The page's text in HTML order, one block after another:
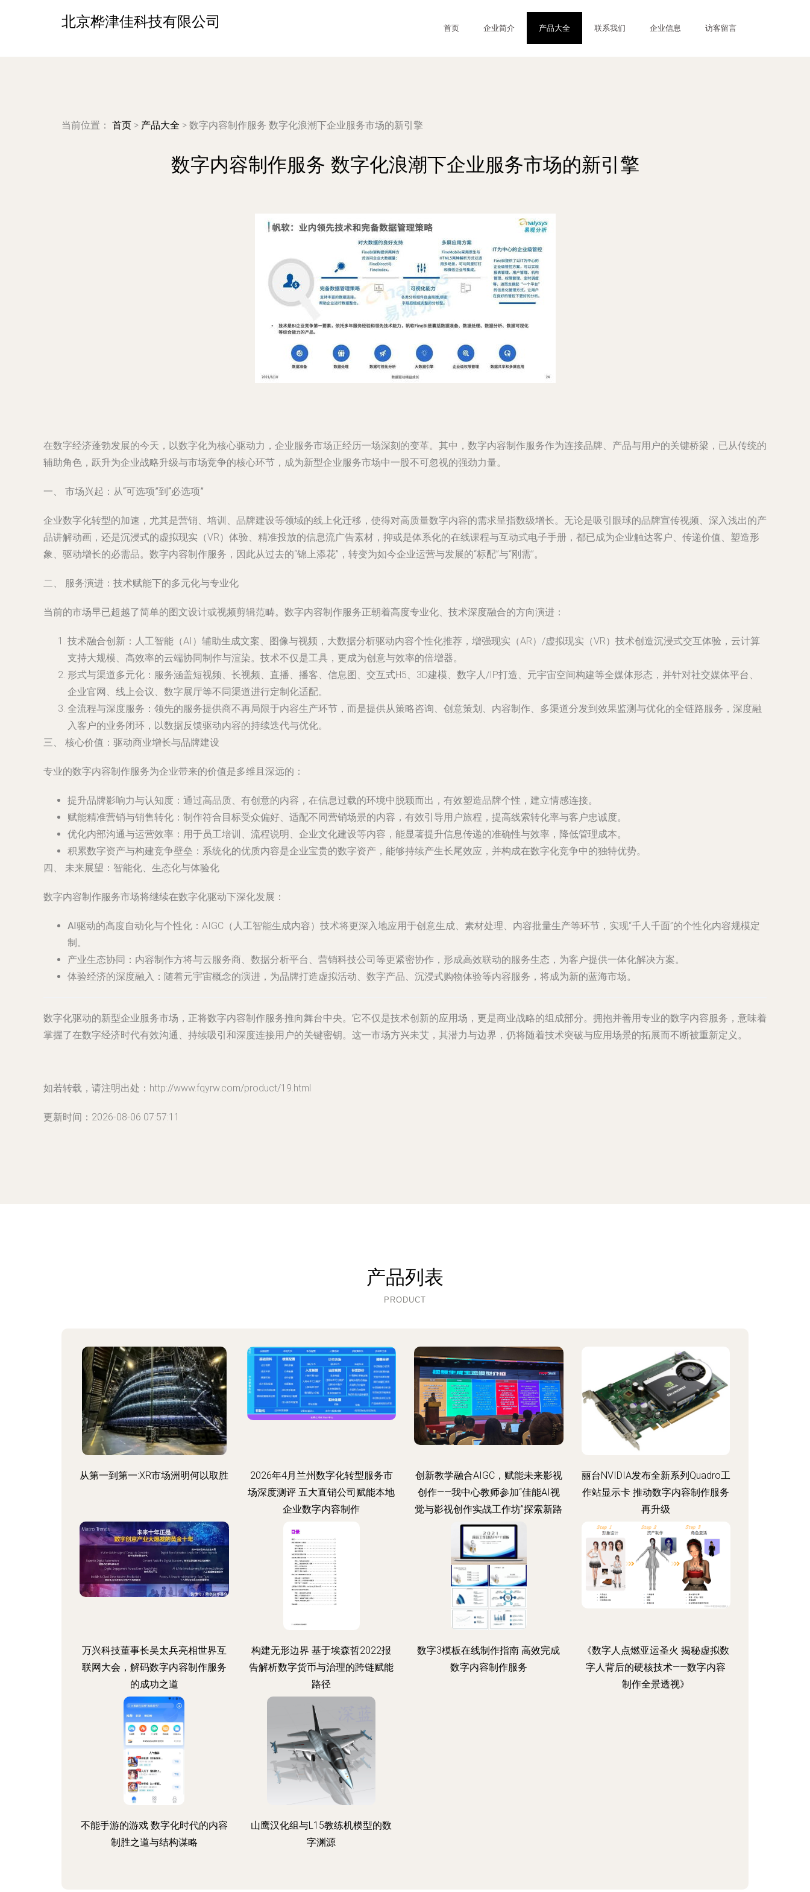
北京桦津佳科技有限公司 首页 企业简介 产品大全 联系我们 企业信息 访客留言
当前位置： 首页 > 产品大全 > 数字内容制作服务 数字化浪潮下企业服务市场的新引擎
数字内容制作服务 数字化浪潮下企业服务市场的新引擎
在数字经济蓬勃发展的今天，以数字化为核心驱动力，企业服务市场正经历一场深刻的变革。其中，数字内容制作服务作为连接品牌、产品与用户的关键桥梁，已从传统的
辅助角色，跃升为企业战略升级与市场竞争的核心环节，成为新型企业服务市场中一股不可忽视的强劲力量。
一、 市场兴起：从“可选项”到“必选项”
企业数字化转型的加速，尤其是营销、培训、品牌建设等领域的线上化迁移，使得对高质量数字内容的需求呈指数级增长。无论是吸引眼球的品牌宣传视频、深入浅出的产
品讲解动画，还是沉浸式的虚拟现实（VR）体验、精准投放的信息流广告素材，抑或是体系化的在线课程与互动式电子手册，都已成为企业触达客户、传递价值、塑造形
象、驱动增长的必需品。数字内容制作服务，因此从过去的“锦上添花”，转变为如今企业运营与发展的“标配”与“刚需”。
二、 服务演进：技术赋能下的多元化与专业化
当前的市场早已超越了简单的图文设计或视频剪辑范畴。数字内容制作服务正朝着高度专业化、技术深度融合的方向演进：
技术融合创新 ：人工智能（AI）辅助生成文案、图像与视频，大数据分析驱动内容个性化推荐，增强现实（AR）/虚拟现实（VR）技术创造沉浸式交互体验，云计算
支持大规模、高效率的云端协同制作与渲染。技术不仅是工具，更成为创意与效率的倍增器。
形式与渠道多元化 ：服务涵盖短视频、长视频、直播、播客、信息图、交互式H5、3D建模、数字人/IP打造、元宇宙空间构建等全媒体形态，并针对社交媒体平台、
企业官网、线上会议、数字展厅等不同渠道进行定制化适配。
全流程与深度服务 ：领先的服务提供商不再局限于内容生产环节，而是提供从策略咨询、创意策划、内容制作、多渠道分发到效果监测与优化的全链路服务，深度融
入客户的业务闭环，以数据反馈驱动内容的持续迭代与优化。
三、 核心价值：驱动商业增长与品牌建设
专业的数字内容制作服务为企业带来的价值是多维且深远的：
提升品牌影响力与认知度 ：通过高品质、有创意的内容，在信息过载的环境中脱颖而出，有效塑造品牌个性，建立情感连接。
赋能精准营销与销售转化 ：制作符合目标受众偏好、适配不同营销场景的内容，有效引导用户旅程，提高线索转化率与客户忠诚度。
优化内部沟通与运营效率 ：用于员工培训、流程说明、企业文化建设等内容，能显著提升信息传递的准确性与效率，降低管理成本。
积累数字资产与构建竞争壁垒 ：系统化的优质内容是企业宝贵的数字资产，能够持续产生长尾效应，并构成在数字化竞争中的独特优势。
四、 未来展望：智能化、生态化与体验化
数字内容制作服务市场将继续在数字化驱动下深化发展：
AI驱动的高度自动化与个性化 ：AIGC（人工智能生成内容）技术将更深入地应用于创意生成、素材处理、内容批量生产等环节，实现“千人千面”的个性化内容规模定
制。
产业生态协同 ：内容制作方将与云服务商、数据分析平台、营销科技公司等更紧密协作，形成高效联动的服务生态，为客户提供一体化解决方案。
体验经济的深度融入 ：随着元宇宙概念的演进，为品牌打造虚拟活动、数字产品、沉浸式购物体验等内容服务，将成为新的蓝海市场。
数字化驱动的新型企业服务市场，正将数字内容制作服务推向舞台中央。它不仅是技术创新的应用场，更是商业战略的组成部分。拥抱并善用专业的数字内容服务，意味着
掌握了在数字经济时代有效沟通、持续吸引和深度连接用户的关键密钥。这一市场方兴未艾，其潜力与边界，仍将随着技术突破与应用场景的拓展而不断被重新定义。
如若转载，请注明出处：http://www.fqyrw.com/product/19.html
更新时间：2026-08-06 07:57:11
产品列表
PRODUCT
从第一到第一:XR市场洲明何以取胜
2026年4月兰州数字化转型服务市
场深度测评 五大直销公司赋能本地
企业数字内容制作
创新教学融合AIGC，赋能未来影视
创作——我中心教师参加“佳能AI视
觉与影视创作实战工作坊”探索新路
径
丽台NVIDIA发布全新系列Quadro工
作站显示卡 推动数字内容制作服务
再升级
万兴科技董事长吴太兵亮相世界互
联网大会，解码数字内容制作服务
的成功之道
构建无形边界 基于埃森哲2022报
告解析数字货币与治理的跨链赋能
路径
数字3模板在线制作指南 高效完成
数字内容制作服务
《数字人点燃亚运圣火 揭秘虚拟数
字人背后的硬核技术——数字内容
制作全景透视》
不能手游的游戏 数字化时代的内容
制胜之道与结构谋略
山鹰汉化组与L15教练机模型的数
字渊源